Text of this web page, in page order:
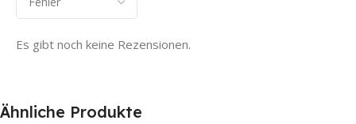
Es gibt noch keine Rezensionen.
Ähnliche Produkte